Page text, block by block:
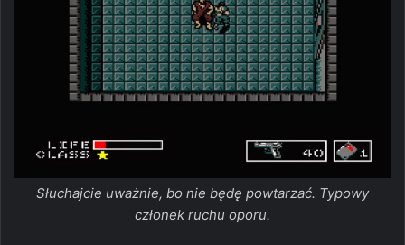
Słuchajcie uważnie, bo nie będę powtarzać. Typowy
członek ruchu oporu.